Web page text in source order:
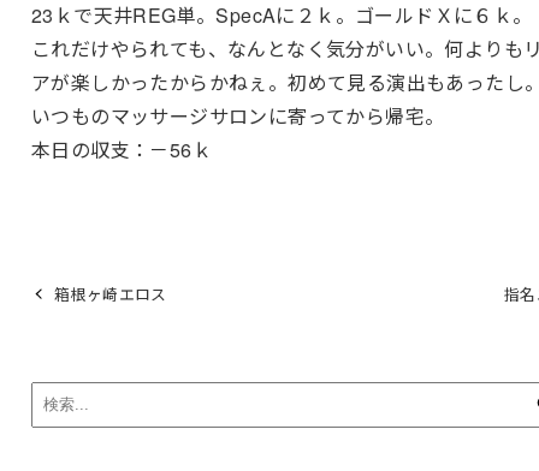
23ｋで天井REG単。SpecAに２ｋ。ゴールドＸに６ｋ。
これだけやられても、なんとなく気分がいい。何よりも
アが楽しかったからかねぇ。初めて見る演出もあったし
いつものマッサージサロンに寄ってから帰宅。
本日の収支：－56ｋ
箱根ヶ崎エロス 指